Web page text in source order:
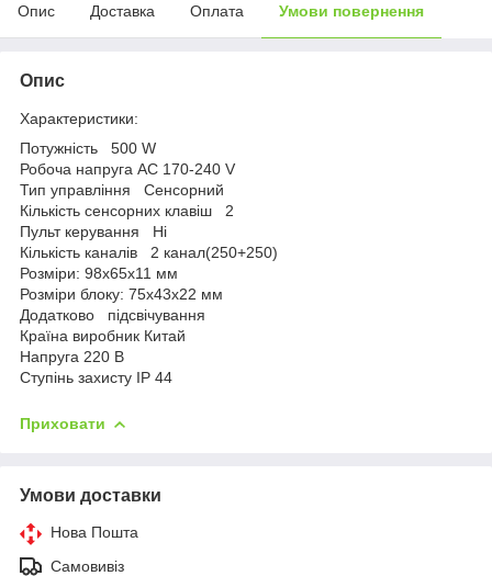
Опис Доставка Оплата Умови повернення
Опис
Характеристики:
Потужність 500 W
Робоча напруга AC 170-240 V
Тип управління Сенсорний
Кількість сенсорних клавіш 2
Пульт керування Ні
Кількість каналів 2 канал(250+250)
Розміри: 98х65х11 мм
Розміри блоку: 75х43х22 мм
Додатково підсвічування
Країна виробник Китай
Напруга 220 В
Ступінь захисту IP 44
Приховати
Умови доставки
Нова Пошта
Самовивіз